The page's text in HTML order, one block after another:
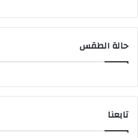
حالة الطقس
تابعنا